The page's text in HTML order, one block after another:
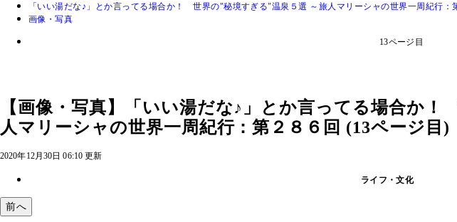
「いい湯だな♪」とか言ってる場合か！ 世界の"秘境すぎる"温泉５選 ～旅人マリーシャの世界一周紀行：
画像・写真
13ページ目
【画像・写真】「いい湯だな♪」とか言ってる場合か
人マリーシャの世界一周紀行：第２８６回 (13ページ目)
2020年12月30日 06:10 更新
ライフ・文化
前へ